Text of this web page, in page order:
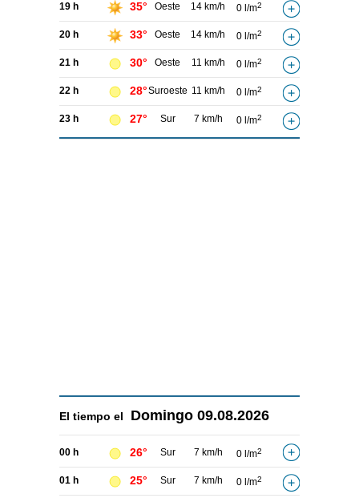
19 h 35° Oeste 14 km/h 0 l/m2
20 h 33° Oeste 14 km/h 0 l/m2
21 h 30° Oeste 11 km/h 0 l/m2
22 h 28°Suroeste 11 km/h 0 l/m2
23 h 27° Sur 7 km/h 0 l/m2
El tiempo el Domingo 09.08.2026
00 h 26° Sur 7 km/h 0 l/m2
01 h 25° Sur 7 km/h 0 l/m2